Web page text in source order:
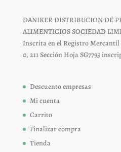
DANIKER DISTRIBUCION DE
ALIMENTICIOS SOCIEDAD
Inscrita en el Registro Mercantil
0, 211 Sección Hoja SG7795
Descuento empresas
Mi cuenta
Carrito
Finalizar compra
Tienda